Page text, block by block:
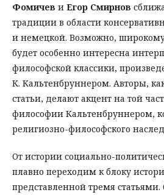
Фомичев и Егор Смирнов
традиции в области
и немецкой. Возможно, широкому
будет особенно интересна
философской классики,
К. Кальтенбруннером. Авторы,
статьи, делают акцент на той
философии Кальтенбруннером,
религиозно-философского
От истории социально-
плавно переходим к блоку
представленной тремя статьями.